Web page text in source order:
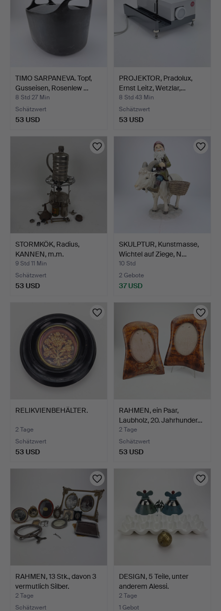
TIMO SARPANEVA. Topf,
Gusseisen, Rosenlew …
8 Std 27 Min
Schätzwert
53 USD
PROJEKTOR, Pradolux,
Ernst Leitz, Wetzlar,…
8 Std 43 Min
Schätzwert
53 USD
STORMKÖK, Radius,
KANNEN, m.m.
9 Std 11 Min
Schätzwert
53 USD
SKULPTUR, Kunstmasse,
Wichtel auf Ziege, N…
10 Std
2 Gebote
37 USD
RELIKVIENBEHÄLTER.
2 Tage
Schätzwert
53 USD
RAHMEN, ein Paar,
Laubholz, 20. Jahrhunder…
2 Tage
Schätzwert
53 USD
RAHMEN, 13 Stk., davon 3
vermutlich Silber.
2 Tage
Schätzwert
DESIGN, 5 Teile, unter
anderem Alessi.
2 Tage
1 Gebot